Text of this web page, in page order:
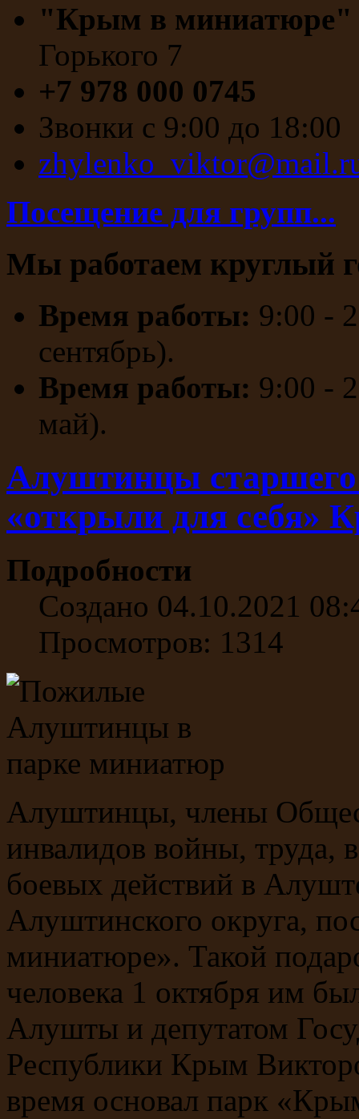
"Крым в
Горького 7
+7 978 000 0745
Звонки с 9:00 до 18:00
Посещение для групп...
Мы работаем круглый
Время работы: 9:00 -
сентябрь).
Время работы: 9:00 -
май).
Алуштинцы старшего
«открыли для себя»
Подробности
Создано 04.10.2021
Просмотров: 1314
Алуштинцы, члены
инвалидов войны, труда,
боевых действий в
Алуштинского округа,
миниатюре». Такой
человека 1 октября им
Алушты и депутатом
Республики Крым
время основал парк